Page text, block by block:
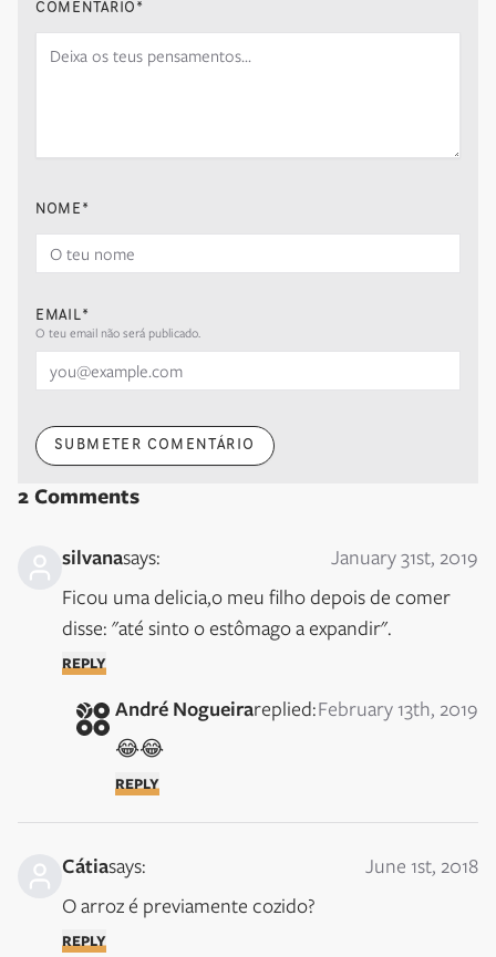
COMENTÁRIO *
NOME *
EMAIL*
O teu email não será publicado.
SUBMETER COMENTÁRIO
2Comments
silvanasays:
January 31st, 2019
Ficou uma delicia,o meu filho depois de comer
disse: "até sinto o estômago a expandir".
REPLY
André Nogueirareplied:February 13th, 2019
😂😂
REPLY
Cátiasays:
June 1st, 2018
O arroz é previamente cozido?
REPLY